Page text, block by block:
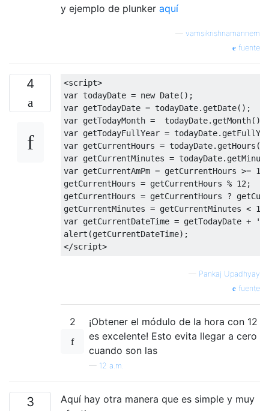
if(minutes < 10){
console.
y ejemplo de plunker aquí
vamsikrishnamannem
fuente
4 <script>
var todayDate = new Date();
var getTodayDate = todayDate. getDate();
var getTodayMonth =
  todayDate
. getMonth()+
var getTodayFullYear = todayDate.
var getCurrentHours = todayDate. getHours
var getCurrentMinutes = todayDate.
var getCurrentAmPm = getCurrentHours >= 12
getCurrentHours = getCurrentHours % 12 ;
getCurrentHours = getCurrentHours ?
getCurrentMinutes = getCurrentMinutes < 10
var getCurrentDateTime = getTodayDate +
'-
alert (getCurrentDateTime);
</script>
— Pankaj Upadhyay
fuente
2
¡Obtener el módulo de la hora con 12
es excelente! Esto evita llegar a cero
cuando son las
— 12 a.m.
3
Aquí hay otra manera que es simple y muy